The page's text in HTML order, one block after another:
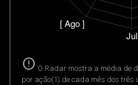
error O Radar mostra a média de
por ação(1) de cada mês dos três